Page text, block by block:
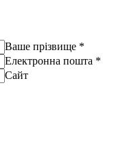
Ваше прізвище *
Електронна пошта *
Сайт